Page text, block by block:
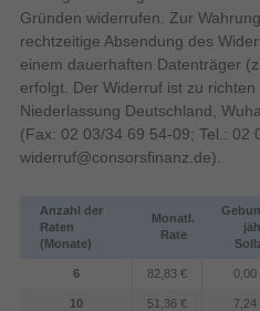
Helligkeit 300 cd/
Display-Auflösung 1920 x
Touchscreen
Touchscreen Technologie
Design
Produktfarbe
Gründen widerrufen. Zur
rechtzeitige Absendung des
einem dauerhaften Datenträger
erfolgt. Der Widerruf ist zu richten
Niederlassung Deutschland,
(Fax: 02 03/34 69 54-09; Tel.: 02
widerruf@consorsfinanz.de).
Anzahl der
Raten
(Monate)
Monatl.
Rate
6 82,83 € 0,00
10 51,36 € 7,24